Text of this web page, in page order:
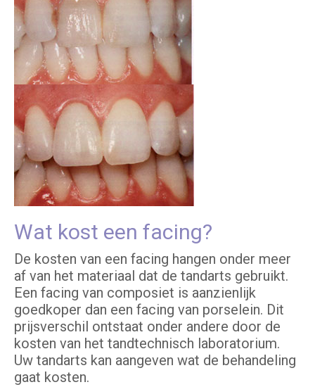
Wat kost een facing?
De kosten van een facing hangen onder meer
af van het materiaal dat de tandarts gebruikt.
Een facing van composiet is aanzienlijk
goedkoper dan een facing van porselein. Dit
prijsverschil ontstaat onder andere door de
kosten van het tandtechnisch laboratorium.
Uw tandarts kan aangeven wat de behandeling
gaat kosten.